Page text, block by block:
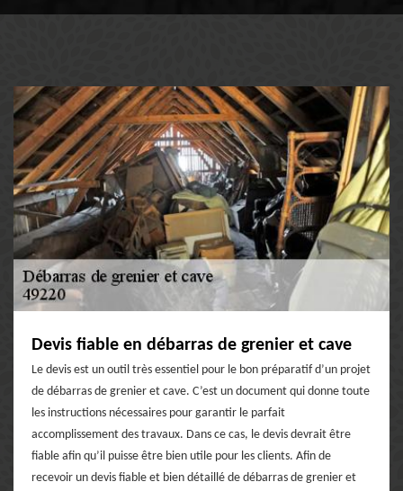
Devis fiable en débarras de grenier et cave
Le devis est un outil très essentiel pour le bon préparatif d’un projet
de débarras de grenier et cave. C’est un document qui donne toute
les instructions nécessaires pour garantir le parfait
accomplissement des travaux. Dans ce cas, le devis devrait être
fiable afin qu’il puisse être bien utile pour les clients. Afin de
recevoir un devis fiable et bien détaillé de débarras de grenier et